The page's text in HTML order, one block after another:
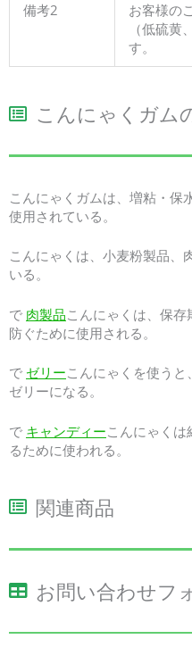
備考2
お客様の
（低硫
す。
こんにゃくガム
こんにゃくガムは、増粘・保
使用されている。
こんにゃくは、小麦粉製品、
いる。
で 肉製品こんにゃくは、保
防ぐために使用される。
で ゼリーこんにゃくを使う
ゼリーになる。
で キャンディーこんにゃく
るために使われる。
関連商品
お問い合わせフ